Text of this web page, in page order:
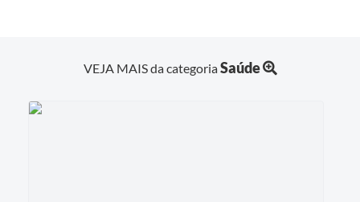
VEJA MAIS da categoriaSaúde